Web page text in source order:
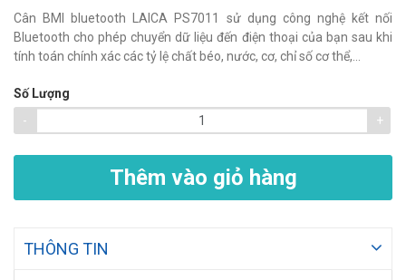
Cân BMI bluetooth LAICA PS7011 sử dụng công nghệ kết nối
Bluetooth cho phép chuyển dữ liệu đến điện thoại của bạn sau khi
tính toán chính xác các tỷ lệ chất béo, nước, cơ, chỉ số cơ thể,...
Số Lượng
-
+
Thêm vào giỏ hàng
THÔNG TIN